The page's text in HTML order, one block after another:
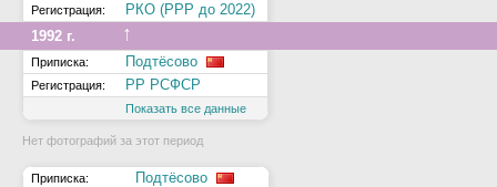
Регистрация:
РКО (РРР до 2022)
1992 г.
↑
Приписка: Подтёсово
Регистрация: РР РСФСР
Показать все данные
Нет фотографий за этот период
Приписка:
Подтёсово